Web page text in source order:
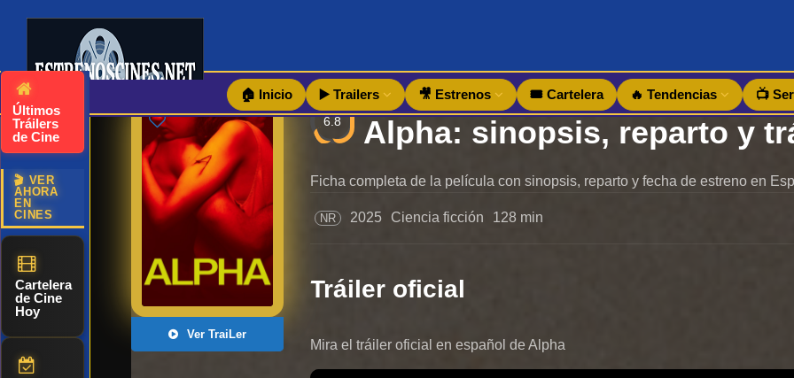
Últimos
Tráilers
de Cine
🎬 VER
AHORA
EN
CINES
Cartelera
de Cine
Hoy
🏠 Inicio ▶️ Trailers 🎥 Estrenos 🎟️ Cartelera 🔥 Tendencias 📺
Ver TraiLer
6.8 Alpha: sinopsis, reparto y
Ficha completa de la película con sinopsis, reparto y fecha de estreno en
NR 2025 Ciencia ficción 128 min
Tráiler oficial
Mira el tráiler oficial en español de Alpha